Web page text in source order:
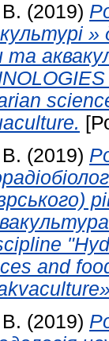
(2019)
та
(2019)
and
(2019)